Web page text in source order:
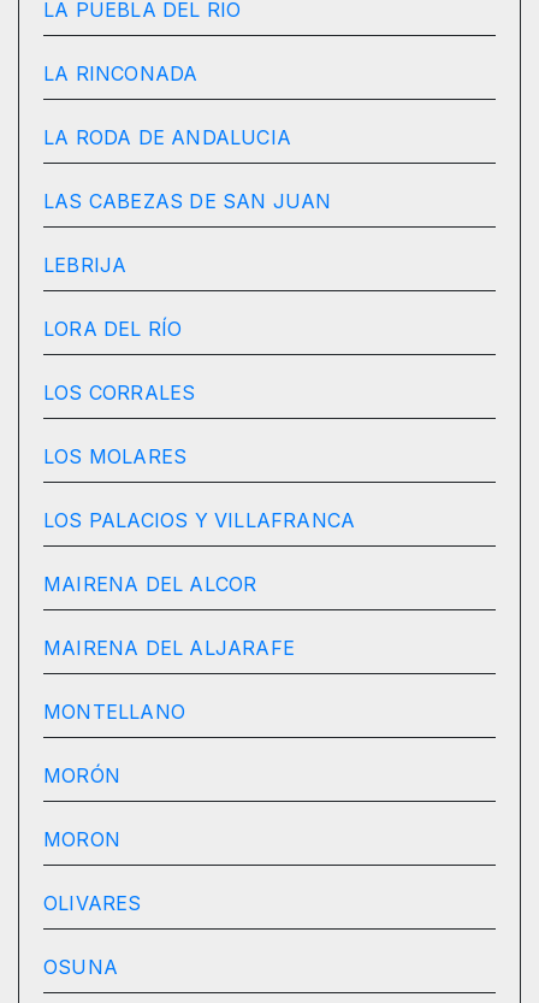
LA PUEBLA DEL RIO
LA RINCONADA
LA RODA DE ANDALUCIA
LAS CABEZAS DE SAN JUAN
LEBRIJA
LORA DEL RÍO
LOS CORRALES
LOS MOLARES
LOS PALACIOS Y VILLAFRANCA
MAIRENA DEL ALCOR
MAIRENA DEL ALJARAFE
MONTELLANO
MORÓN
MORON
OLIVARES
OSUNA